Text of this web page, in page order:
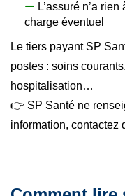
L’assuré n’a
charge éventuel
Le tiers payant SP
postes : soins
hospitalisation…
👉 SP Santé ne
information, contactez